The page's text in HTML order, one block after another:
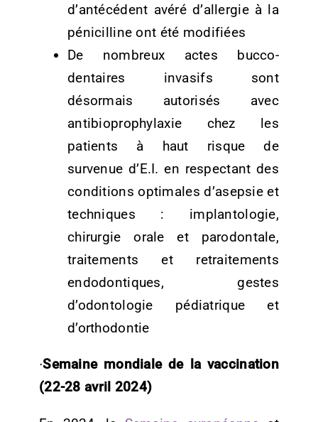
d’antécédent avéré d’allergie à la
pénicilline ont été modifiées
De nombreux actes bucco-
dentaires invasifs sont
désormais autorisés avec
antibioprophylaxie chez les
patients à haut risque de
survenue d’E.I. en respectant des
conditions optimales d’asepsie et
techniques : implantologie,
chirurgie orale et parodontale,
traitements et retraitements
endodontiques, gestes
d’odontologie pédiatrique et
d’orthodontie
∙Semaine mondiale de la vaccination
(22-28 avril 2024)